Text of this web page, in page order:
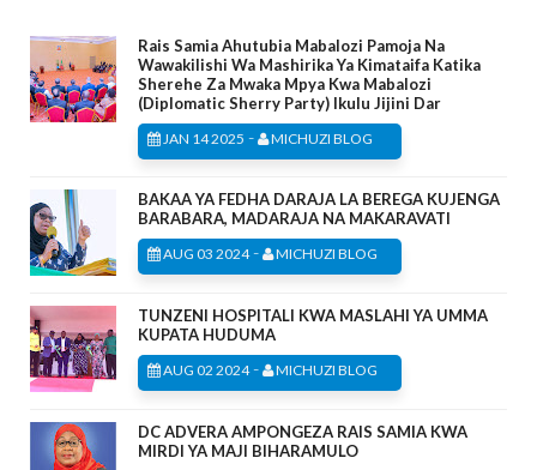
Rais Samia Ahutubia Mabalozi Pamoja Na
Wawakilishi Wa Mashirika Ya Kimataifa Katika
Sherehe Za Mwaka Mpya Kwa Mabalozi
(Diplomatic Sherry Party) Ikulu Jijini Dar
JAN 14 2025 - MICHUZI BLOG
BAKAA YA FEDHA DARAJA LA BEREGA KUJENGA
BARABARA, MADARAJA NA MAKARAVATI
AUG 03 2024- MICHUZI BLOG
TUNZENI HOSPITALI KWA MASLAHI YA UMMA
KUPATA HUDUMA
AUG 02 2024- MICHUZI BLOG
DC ADVERA AMPONGEZA RAIS SAMIA KWA
MIRDI YA MAJI BIHARAMULO